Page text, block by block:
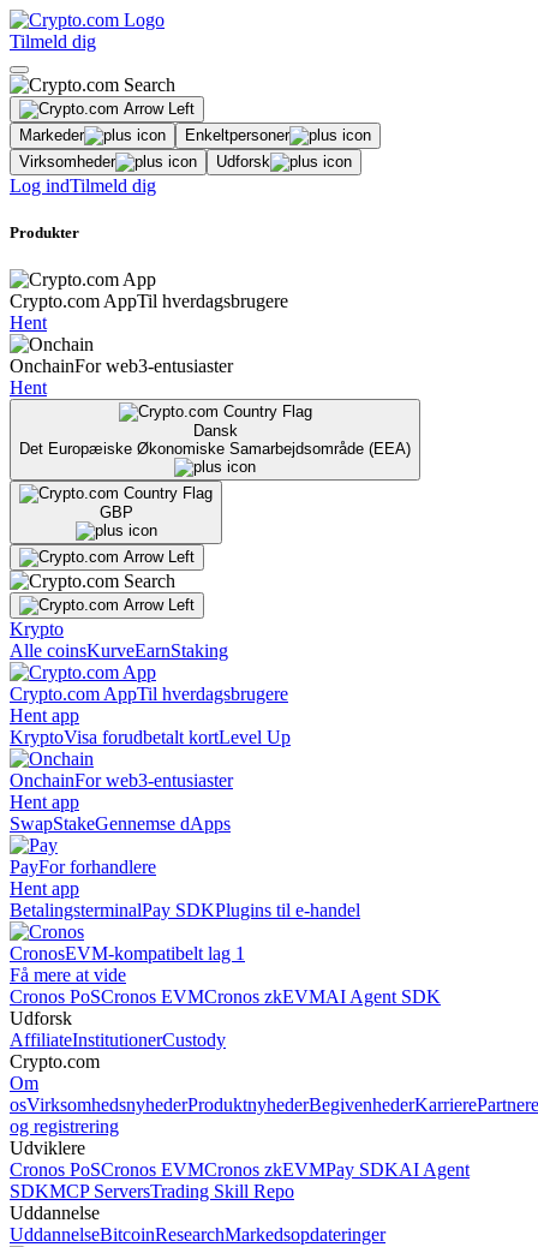
Tilmeld dig
Markeder
Enkeltpersoner
Virksomheder
Udforsk
Log indTilmeld dig
Produkter
Crypto.com AppTil hverdagsbrugere
Hent
OnchainFor web3-entusiaster
Hent
Dansk
Det Europæiske Økonomiske Samarbejdsområde (EEA)
GBP
Krypto
Alle coinsKurveEarnStaking
Crypto.com AppTil hverdagsbrugere
Hent app
KryptoVisa forudbetalt kortLevel Up
OnchainFor web3-entusiaster
Hent app
SwapStakeGennemse dApps
PayFor forhandlere
Hent app
BetalingsterminalPay SDKPlugins til e-handel
CronosEVM-kompatibelt lag 1
Få mere at vide
Cronos PoSCronos EVMCronos zkEVMAI Agent SDK
Udforsk
AffiliateInstitutionerCustody
Crypto.com
Om
osVirksomhedsnyhederProduktnyhederBegivenhederKarrierePartnere
og registrering
Udviklere
Cronos PoSCronos EVMCronos zkEVMPay SDKAI Agent
SDKMCP ServersTrading Skill Repo
Uddannelse
UddannelseBitcoinResearchMarkedsopdateringer